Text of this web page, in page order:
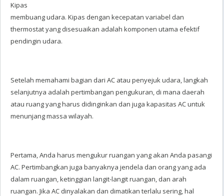
Kipas
membuang udara. Kipas dengan kecepatan variabel dan
thermostat yang disesuaikan adalah komponen utama efektif
pendingin udara.
Setelah memahami bagian dari AC atau penyejuk udara, langkah
selanjutnya adalah pertimbangan pengukuran, di mana daerah
atau ruang yang harus didinginkan dan juga kapasitas AC untuk
menunjang massa wilayah.
Pertama, Anda harus mengukur ruangan yang akan Anda pasangi
AC. Pertimbangkan juga banyaknya jendela dan orang yang ada
dalam ruangan, ketinggian langit-langit ruangan, dan arah
ruangan. Jika AC dinyalakan dan dimatikan terlalu sering, hal